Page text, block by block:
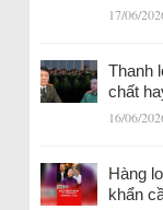
17/06/
Thanh
chất
16/06/
Hàng
khẩn